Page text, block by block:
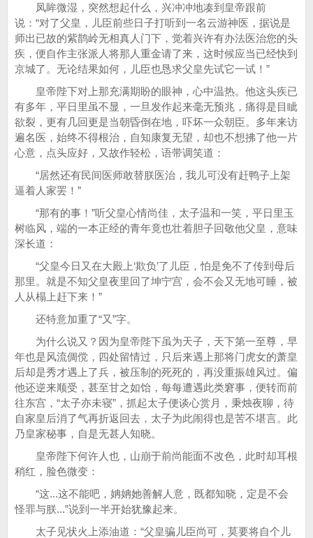
凤眸微湿，突然想起什么，兴冲冲地凑到皇帝跟前
说：“对了父皇，儿臣前些日子打听到一名云游神医，据说是
师出已故的紫鹊岭无相真人门下，觉着兴许有办法医治您的头
疾，便自作主张派人将那人重金请了来，这时候应当已经快到
京城了。无论结果如何，儿臣也恳求父皇先试它一试！”
皇帝陛下对上那充满期盼的眼神，心中温热。他这头疾已
有多年，平日里虽不显，一旦发作起来毫无预兆，痛得是目眦
欲裂，更有几回更是当朝昏倒在地，吓坏一众朝臣。多年来访
遍名医，始终不得根治，自知康复无望，却也不想拂了他一片
心意，点头应好，又故作轻松，语带调笑道：
“居然还有民间医师敢替朕医治，我儿可没有赶鸭子上架
逼着人家罢！”
“那有的事！”听父皇心情尚佳，太子温和一笑，平日里玉
树临风，端的一本正经的青年竟也壮着胆子回敬他父皇，意味
深长道：
“父皇今日又在大殿上‘欺负’了儿臣，怕是免不了传到母后
那里。就是不知父皇夜里回了坤宁宫，会不会又无地可睡，被
人从榻上赶下来！”
还特意加重了“又”字。
为什么说又？因为皇帝陛下虽为天子，天下第一至尊，早
年也是风流倜傥，四处留情过，只后来遇上那将门虎女的萧皇
后却是秀才遇上了兵，被压制的死死的，再没重振雄风过。偏
他还逆来顺受，甚至甘之如饴，每每遭遇此类窘事，便转而前
往东宫，“太子亦未寝”，抓起太子便谈心赏月，秉烛夜聊，待
自家皇后消了气再折返回去，太子为此闹得也是苦不堪言。此
乃皇家秘事，自是无甚人知晓。
皇帝陛下何许人也，山崩于前尚能面不改色，此时却耳根
稍红，脸色微变：
“这...这不能吧，姌姌她善解人意，既都知晓，定是不会
怪罪与朕...”说到一半开始犹豫起来。
太子见状火上添油道：“父皇骗儿臣尚可，莫要将自个儿